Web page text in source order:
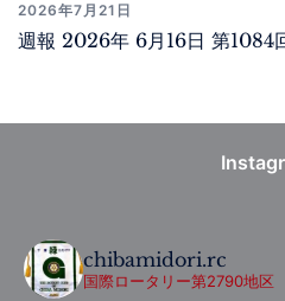
2026年7月21日
週報 2026年 6月16日 第1084
chibamidori.rc
国際ロータリー第2790地区